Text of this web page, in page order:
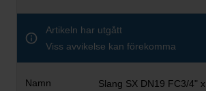
Artikeln har utgått
Viss avvikelse kan förekomma
Slang SX DN19 FC3/4" x